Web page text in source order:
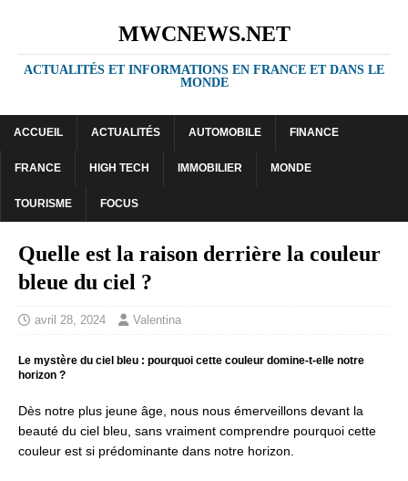
MWCNEWS.NET
ACTUALITÉS ET INFORMATIONS EN FRANCE ET DANS LE
MONDE
ACCUEIL ACTUALITÉS AUTOMOBILE FINANCE
FRANCE HIGH TECH IMMOBILIER MONDE
TOURISME FOCUS
Quelle est la raison derrière la couleur
bleue du ciel ?
avril 28, 2024 Valentina
Le mystère du ciel bleu : pourquoi cette couleur domine-t-elle notre
horizon ?
Dès notre plus jeune âge, nous nous émerveillons devant la
beauté du ciel bleu, sans vraiment comprendre pourquoi cette
couleur est si prédominante dans notre horizon.